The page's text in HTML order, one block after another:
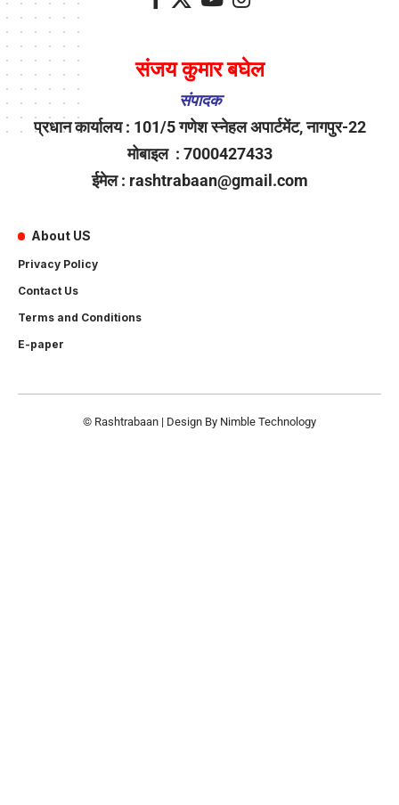
संजय कुमार बघेल
संपादक
प्रधान कार्यालय : 101/5 गणेश स्नेहल अपार्टमेंट, नागपुर-22
मोबाइल : 7000427433
ईमेल : rashtrabaan@gmail.com
About US
Privacy Policy
Contact Us
Terms and Conditions
E-paper
© Rashtrabaan | Design By Nimble Technology